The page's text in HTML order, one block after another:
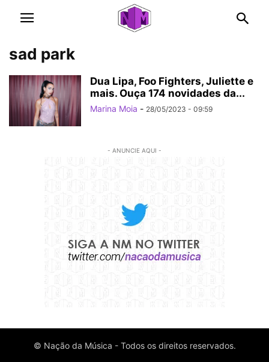
sad park
Dua Lipa, Foo Fighters, Juliette e
mais. Ouça 174 novidades da...
Marina Moia - 28/05/2023 - 09:59
- ANUNCIE AQUI -
© Nação da Música - Todos os direitos reservados.